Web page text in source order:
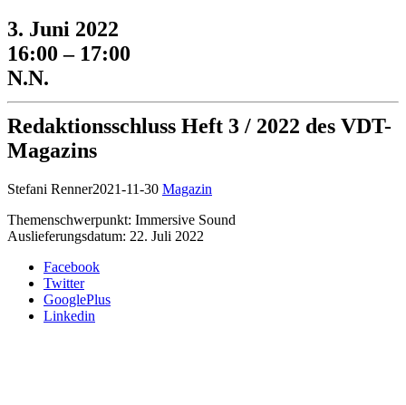
3. Juni 2022
16:00 – 17:00
N.N.
Redaktionsschluss Heft 3 / 2022 des VDT-
Magazins
Stefani Renner2021-11-30 Magazin
Themenschwerpunkt: Immersive Sound
Auslieferungsdatum: 22. Juli 2022
Facebook
Twitter
GooglePlus
Linkedin